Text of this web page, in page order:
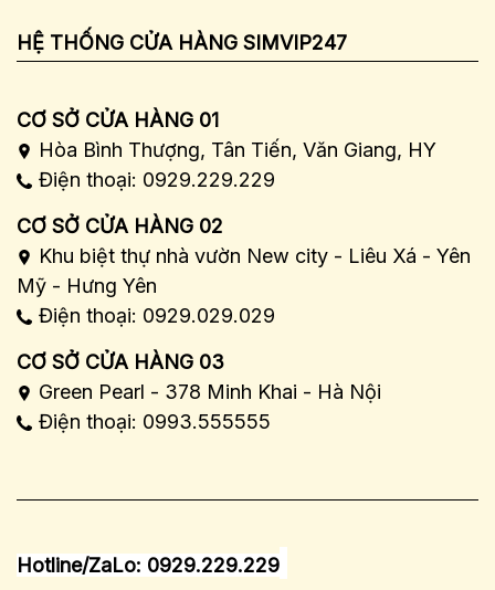
HỆ THỐNG CỬA HÀNG SIMVIP247
CƠ SỞ CỬA HÀNG 01
Hòa Bình Thượng, Tân Tiến, Văn Giang, HY
Điện thoại: 0929.229.229
CƠ SỞ CỬA HÀNG 02
Khu biệt thự nhà vườn New city - Liêu Xá - Yên
Mỹ - Hưng Yên
Điện thoại: 0929.029.029
CƠ SỞ CỬA HÀNG 03
Green Pearl - 378 Minh Khai - Hà Nội
Điện thoại: 0993.555555
Hotline/ZaLo: 0929.229.229